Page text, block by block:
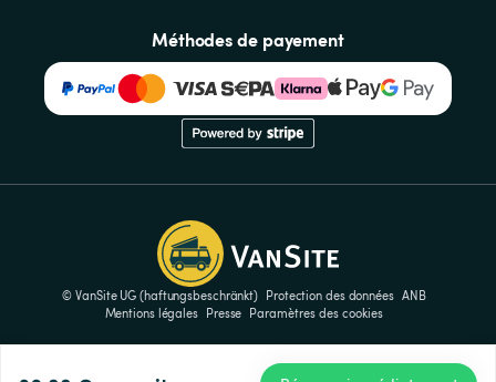
Méthodes de payement
© VanSite UG (haftungsbeschränkt) Protection des données ANB
Mentions légales
Presse Paramètres des cookies